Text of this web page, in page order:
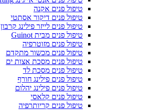
טיפול פנים אקנה
טיפול פנים דיקור אסתטי
טיפול פנים לייזר פילינג קרבון
טיפול פנים מבית Guinot
טיפול פנים מזוטרפיה
טיפול פנים מכשור מתקדם
טיפול פנים מסכת אצות ים
טיפול פנים מסכת לד
טיפול פנים פילינג חורף
טיפול פנים פילינג יהלום
טיפול פנים קלאסי
טיפול פנים קריותרפיה